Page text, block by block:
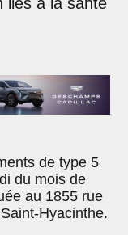
de type 5
du mois de
au 1855 rue
Hyacinthe.